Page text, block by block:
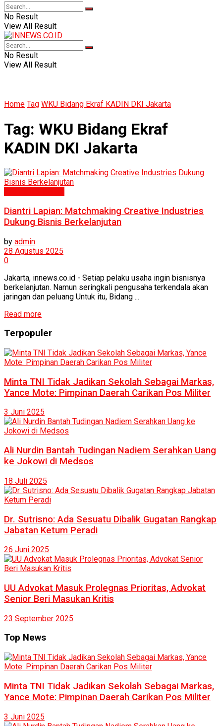
No Result
View All Result
No Result
View All Result
Home Tag WKU Bidang Ekraf KADIN DKI Jakarta
Tag: WKU Bidang Ekraf
KADIN DKI Jakarta
Diantri Lapian: Matchmaking Creative Industries
Dukung Bisnis Berkelanjutan
by admin
28 Agustus 2025
0
Jakarta, innews.co.id - Setiap pelaku usaha ingin bisnisnya
berkelanjutan. Namun seringkali pengusaha terkendala akan
jaringan dan peluang Untuk itu, Bidang ...
Read more
Terpopuler
Minta TNI Tidak Jadikan Sekolah Sebagai Markas,
Yance Mote: Pimpinan Daerah Carikan Pos Militer
3 Juni 2025
Ali Nurdin Bantah Tudingan Nadiem Serahkan Uang
ke Jokowi di Medsos
18 Juli 2025
Dr. Sutrisno: Ada Sesuatu Dibalik Gugatan Rangkap
Jabatan Ketum Peradi
26 Juni 2025
UU Advokat Masuk Prolegnas Prioritas, Advokat
Senior Beri Masukan Kritis
23 September 2025
Top News
Minta TNI Tidak Jadikan Sekolah Sebagai Markas,
Yance Mote: Pimpinan Daerah Carikan Pos Militer
3 Juni 2025